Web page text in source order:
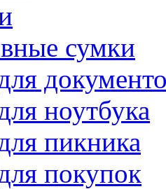
сумки
ноутбука
пикника
покупок